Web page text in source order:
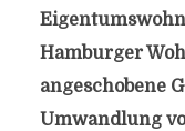
Hamburger
angeschobene
Umwandlung